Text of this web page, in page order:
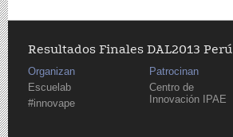
Resultados Finales DAL2013 Perú
Organizan
Escuelab
#innovape
Patrocinan
Centro de
Innovación IPAE